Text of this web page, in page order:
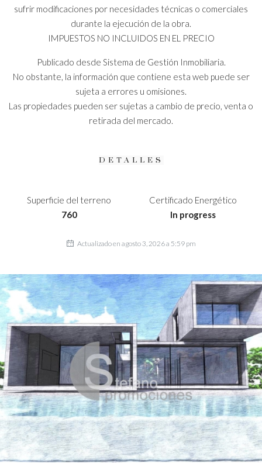
sufrir modificaciones por necesidades técnicas o comerciales
durante la ejecución de la obra.
IMPUESTOS NO INCLUIDOS EN EL PRECIO
Publicado desde Sistema de Gestión Inmobiliaria.
No obstante, la información que contiene esta web puede ser
sujeta a errores u omisiones.
Las propiedades pueden ser sujetas a cambio de precio, venta o
retirada del mercado.
DETALLES
Superficie del terreno
760
Certificado Energético
In progress
Actualizado en agosto 3, 2026 a 5:59 pm